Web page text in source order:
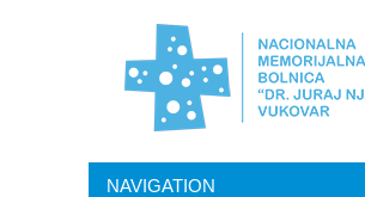
NAVIGATION